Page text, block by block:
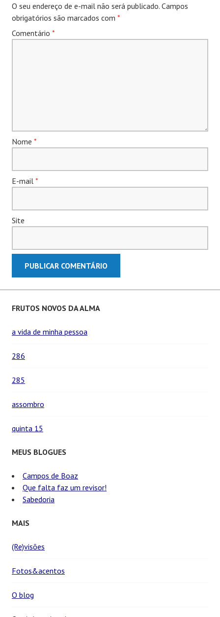
O seu endereço de e-mail não será publicado. Campos
obrigatórios são marcados com *
Comentário *
Nome *
E-mail *
Site
FRUTOS NOVOS DA ALMA
a vida de minha pessoa
286
285
assombro
quinta 15
MEUS BLOGUES
Campos de Boaz
Que falta faz um revisor!
Sabedoria
MAIS
(Re)visões
Fotos&acentos
O blog